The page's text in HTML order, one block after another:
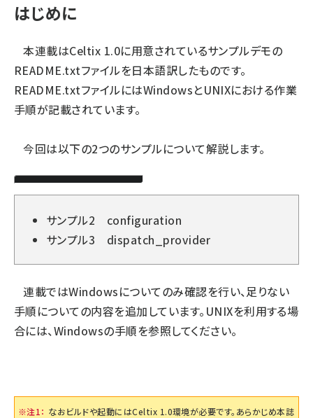
はじめに
本連載はCeltix 1.0に用意されているサンプルデモの
README.txtファイルを日本語訳したものです。
README.txtファイルにはWindowsとUNIXにおける作業
手順が記載されています。
今回は以下の2つのサンプルについて解説します。
サンプル2 configuration
サンプル3 dispatch_provider
連載ではWindowsについてのみ確認を行い、足りない
手順についての内容を追加しています。UNIXを利用する場
合には、Windowsの手順を参照してください。
※注1： なおビルドや起動にはCeltix 1.0環境が必要です。あらかじめ本誌